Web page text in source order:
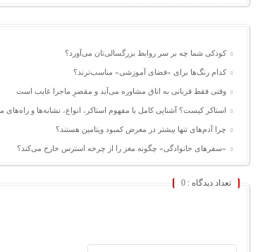
کودکی شما چه بر سر روابط بزرگسالی‌تان می‌آورد؟
کدام رنگ‌ها برای «فضای آموزشی» مناسب‌ترند؟
وقتی فقط قربانی به اتاق مشاوره می‌آید و مقصرِ ماجرا غایب است
استاکر کیست؟ آشنایی کامل با مفهوم استاکر، انواع، نشانه‌ها و راه‌های
چرا آدم‌های تنها بیشتر در معرض کمبود ویتامین هستند؟
«سفرهای خانوادگی» چگونه مغز را از چرخه استرس خارج می‌کند؟
تعداد دیدگاه : 0